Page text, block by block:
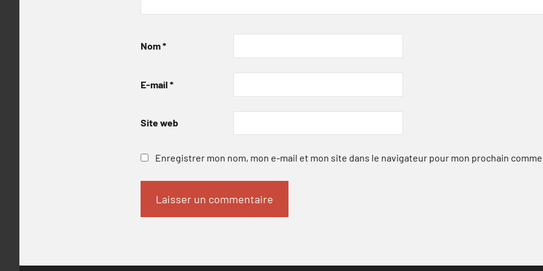
Nom*
E-mail *
Site web
Enregistrer mon nom, mon e-mail et mon site dans le navigateur pour mon prochain